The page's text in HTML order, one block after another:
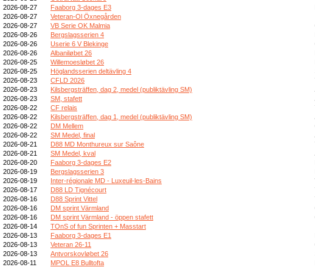
2026-08-27
Faaborg 3-dages E3
2026-08-27
Veteran-Ol Öxnegården
2026-08-27
VB Serie OK Malmia
2026-08-26
Bergslagsserien 4
2026-08-26
Userie 6 V Blekinge
2026-08-26
Albaniløbet 26
2026-08-25
Willemoesløbet 26
2026-08-25
Höglandsserien deltävling 4
2026-08-23
CFLD 2026
2026-08-23
Kilsbergsträffen, dag 2, medel (publiktävling SM)
2026-08-23
SM, stafett
2026-08-22
CF relais
2026-08-22
Kilsbergsträffen, dag 1, medel (publiktävling SM)
2026-08-22
DM Mellem
2026-08-22
SM Medel, final
2026-08-21
D88 MD Monthureux sur Saône
2026-08-21
SM Medel, kval
2026-08-20
Faaborg 3-dages E2
2026-08-19
Bergslagsserien 3
2026-08-19
Inter-régionale MD - Luxeuil-les-Bains
2026-08-17
D88 LD Tignécourt
2026-08-16
D88 Sprint Vittel
2026-08-16
DM sprint Värmland
2026-08-16
DM sprint Värmland - öppen stafett
2026-08-14
TOnS of fun Sprinten + Masstart
2026-08-13
Faaborg 3-dages E1
2026-08-13
Veteran 26-11
2026-08-13
Antvorskovløbet 26
2026-08-11
MPOL E8 Bulltofta